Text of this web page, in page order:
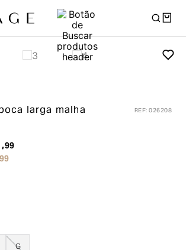
larga malha REF:026208
,99
99
G